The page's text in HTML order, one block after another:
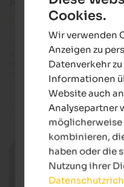
Dolomiten Sport
Unser Redaktionsteam ist stets
liefern. Dennoch ist es möglich,
nicht in Echtzeit aktualisieren
und Programmen erhalten Sie
Cookies.
Wir verwenden
Anzeigen zu
Datenverkehr
Informationen
Website auch
Analysepartner
kombinieren,
haben oder die
Nutzung ihrer